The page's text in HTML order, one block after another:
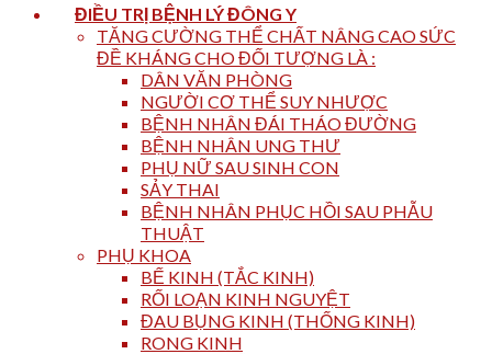
ĐIỀU TRỊ BỆNH LÝ ĐÔNG Y
TĂNG CƯỜNG THỂ CHẤT NÂNG CAO SỨC
ĐỀ KHÁNG CHO ĐỐI TƯỢNG LÀ :
DÂN VĂN PHÒNG
NGƯỜI CƠ THỂ SUY NHƯỢC
BỆNH NHÂN ĐÁI THÁO ĐƯỜNG
BỆNH NHÂN UNG THƯ
PHỤ NỮ SAU SINH CON
SẢY THAI
BỆNH NHÂN PHỤC HỒI SAU PHẪU
THUẬT
PHỤ KHOA
BẾ KINH (TẮC KINH)
RỐI LOẠN KINH NGUYỆT
ĐAU BỤNG KINH (THỐNG KINH)
RONG KINH